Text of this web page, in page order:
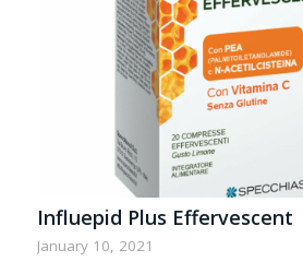
Influepid Plus Effervescent
January 10, 2021